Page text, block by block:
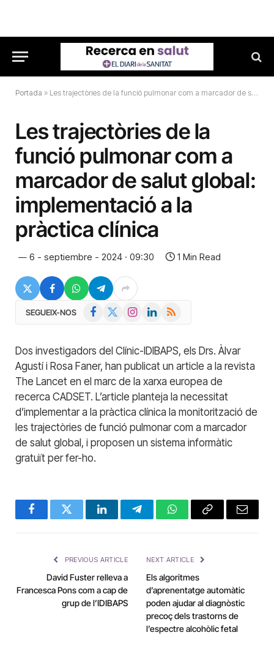
Portada » Les trajectòries de la funció pulmonar com a marcador de salut global: implementació a la pràctica clínica
Les trajectòries de la
funció pulmonar com a
marcador de salut global:
implementació a la
pràctica clínica
6 - septiembre - 2024 · 09:30 1 Min Read
SEGUEIX-NOS Facebook InstagramLinkedIn
RSS
Dos investigadors del Clínic-IDIBAPS, els Drs. Àlvar
Agustí i Rosa Faner, han publicat un article a la revista
The Lancet en el marc de la xarxa europea de
recerca CADSET. L’article planteja la necessitat
d’implementar a la pràctica clínica la monitorització de
les trajectòries de funció pulmonar com a marcador
de salut global, i proposen un sistema informàtic
gratuït per fer-ho.
FacebookTwitter LinkedInTelegramWhatsAppCopy
Email
PREVIOUS ARTICLE
David Fuster relleva a
Francesca Pons com a cap de
grup de l’IDIBAPS
NEXT ARTICLE
Els algoritmes
d’aprenentatge automàtic
poden ajudar al diagnòstic
precoç dels trastorns de
l’espectre alcohòlic fetal